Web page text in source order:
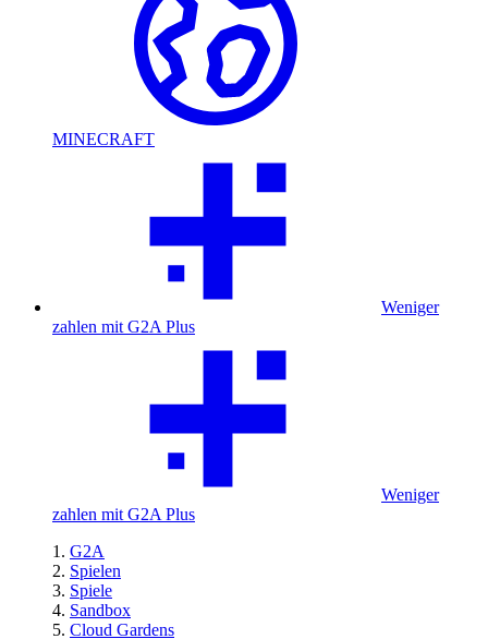
MINECRAFT
Weniger
zahlen mit G2A Plus
Weniger
zahlen mit G2A Plus
G2A
Spielen
Spiele
Sandbox
Cloud Gardens